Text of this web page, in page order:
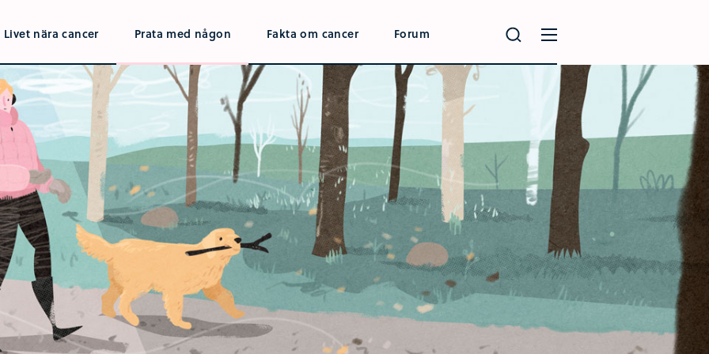
Livet nära cancer Prata med någon Fakta om cancer Forum